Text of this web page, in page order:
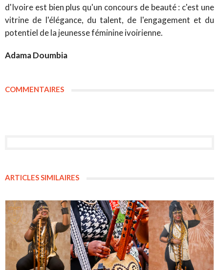
d'Ivoire est bien plus qu'un concours de beauté : c'est une
vitrine de l'élégance, du talent, de l'engagement et du
potentiel de la jeunesse féminine ivoirienne.
Adama Doumbia
COMMENTAIRES
ARTICLES SIMILAIRES